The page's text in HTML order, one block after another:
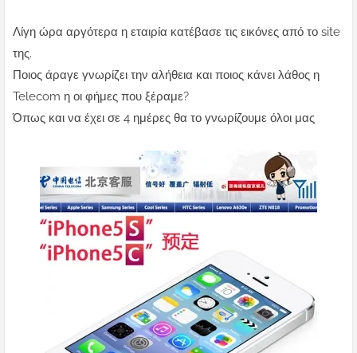
Λίγη ώρα αργότερα η εταιρία κατέβασε τις εικόνες από το site
της.
Ποιος άραγε γνωρίζει την αλήθεια και ποιος κάνει λάθος η
Telecom η οι φήμες που ξέραμε?
Όπως και να έχει σε 4 ημέρες θα το γνωρίζουμε όλοι μας